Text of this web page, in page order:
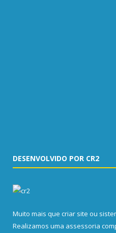
DESENVOLVIDO POR CR2
Muito mais que criar site ou
Realizamos uma assessoria